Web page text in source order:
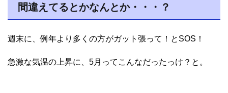
間違えてるとかなんとか・・・？
週末に、例年より多くの方がガット張って！とSOS！
急激な気温の上昇に、5月ってこんなだったっけ？と。